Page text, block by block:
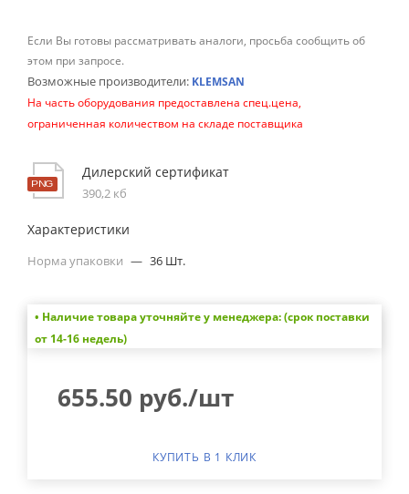
Если Вы готовы рассматривать аналоги, просьба сообщить об
этом при запросе.
Возможные производители: KLEMSAN
На часть оборудования предоставлена спец.цена,
ограниченная количеством на складе поставщика
Дилерский сертификат
390,2 кб
Характеристики
Норма упаковки — 36 Шт.
• Наличие товара уточняйте у менеджера: (срок поставки
от 14-16 недель)
655.50 руб./шт
КУПИТЬ В 1 КЛИК